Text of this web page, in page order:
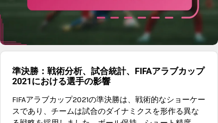
準決勝：戦術分析、試合統計、FIFAアラブカップ
2021における選手の影響
FIFAアラブカップ2021の準決勝は、戦術的なショーケー
スであり、チームは試合のダイナミクスを形作る異な